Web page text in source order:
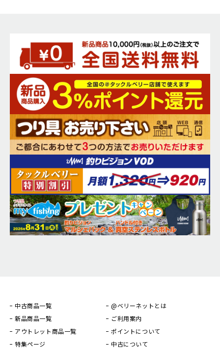
中古商品一覧
新品商品一覧
アウトレット商品一覧
特集ページ
@ベリーネットとは
ご利用案内
ポイントについて
中古について